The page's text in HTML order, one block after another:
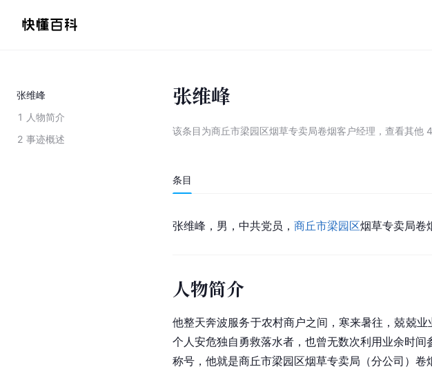
张维峰
1 人物简介
2 事迹概述
张维峰
该条目为商丘市梁园区烟草专卖局卷烟客户经理 ， 查看其他 4
条目
张维峰，男，中共党员， 商丘市梁园区烟草专卖局卷
人物简介
他整天奔波服务于农村商户之间，寒来暑往，兢兢
个人安危独自勇救落水者，也曾无数次利用业余时间
称号，他就是商丘市梁园区烟草专卖局（分公司）卷